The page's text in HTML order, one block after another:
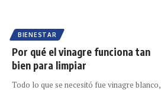
BIENESTAR
Por qué el vinagre funciona tan
bien para limpiar
Todo lo que se necesitó fue vinagre blanco,